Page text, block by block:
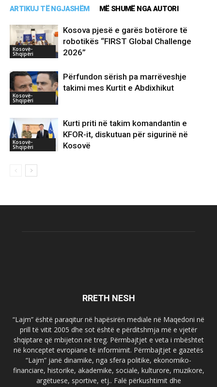
ARTIKUJ TË NGJASHËM MË SHUMË NGA AUTORI
Kosovë-
Shqipëri
Kosova pjesë e garës botërore të
robotikës “FIRST Global Challenge
2026”
Kosovë-
Shqipëri
Përfundon sërish pa marrëveshje
takimi mes Kurtit e Abdixhikut
Kosovë-
Shqipëri
Kurti priti në takim komandantin e
KFOR-it, diskutuan për sigurinë në
Kosovë
RRETH NESH
“Lajm” është paraqitur në hapësirën mediale në Maqedoni në
prill të vitit 2005 dhe sot është e përditshmja më e vjetër
shqiptare që mbijeton në treg. Përmbajtjet e veta i mbështet
në konceptet evropiane të informimit. Përmbajtjet e gazetës
“Lajm” janë dinamike, nga sfera politike, ekonomiko-
financiare, historike, akademike, sociale, kulturore, muzikore,
argëtuese, sportive, etj.. Falë përkushtimit dhe